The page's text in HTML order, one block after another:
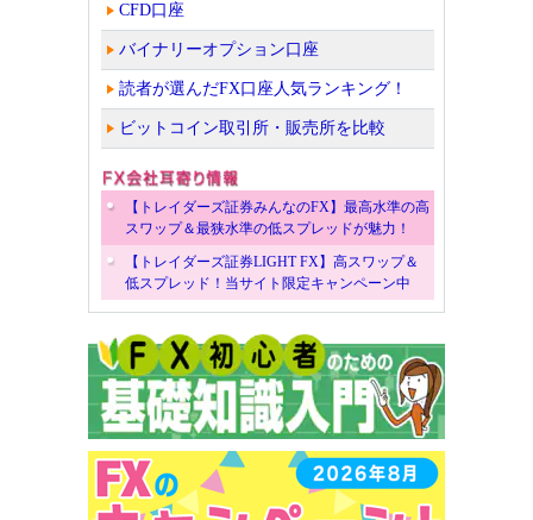
CFD口座
バイナリーオプション口座
読者が選んだFX口座人気ランキング！
ビットコイン取引所・販売所を比較
【トレイダーズ証券みんなのFX】最高水準の高
スワップ＆最狭水準の低スプレッドが魅力！
【トレイダーズ証券LIGHT FX】高スワップ＆
低スプレッド！当サイト限定キャンペーン中